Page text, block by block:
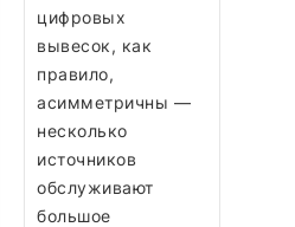
цифровых
вывесок, как
правило,
асимметричны —
несколько
источников
обслуживают
большое